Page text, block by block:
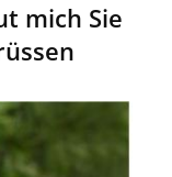
mich Sie